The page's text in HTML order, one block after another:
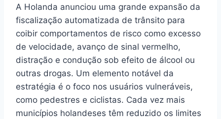
A Holanda anunciou uma grande expansão da
fiscalização automatizada de trânsito para
coibir comportamentos de risco como excesso
de velocidade, avanço de sinal vermelho,
distração e condução sob efeito de álcool ou
outras drogas. Um elemento notável da
estratégia é o foco nos usuários vulneráveis,
como pedestres e ciclistas. Cada vez mais
municípios holandeses têm reduzido os limites